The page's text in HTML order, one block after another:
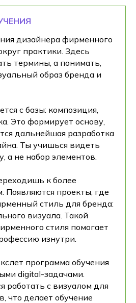
дизайнера фирменного
практики. Здесь
термины, а понимать,
образ бренда и
с базы: композиция,
Это формирует основу,
дальнейшая разработка
Ты учишься видеть
а не набор элементов.
к более
Появляются проекты, где
стиль для бренда:
визуала. Такой
стиля помогает
изнутри.
программа обучения
digital-задачами.
работать с визуалом для
что делает обучение